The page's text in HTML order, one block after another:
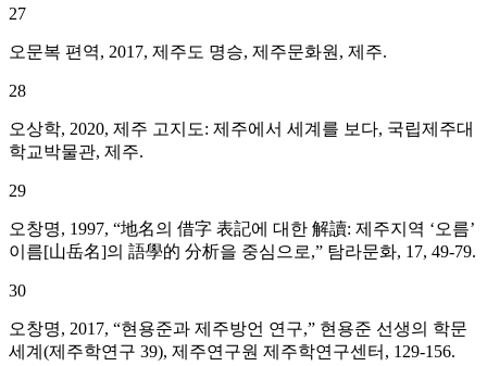
27
오문복 편역, 2017, 제주도 명승, 제주문화원, 제주.
28
오상학, 2020, 제주 고지도: 제주에서 세계를 보다, 국립제주대
학교박물관, 제주.
29
오창명, 1997, “地名의 借字 表記에 대한 解讀: 제주지역 ‘오름’
이름[山岳名]의 語學的 分析을 중심으로,” 탐라문화, 17, 49-79.
30
오창명, 2017, “현용준과 제주방언 연구,” 현용준 선생의 학문
세계(제주학연구 39), 제주연구원 제주학연구센터, 129-156.